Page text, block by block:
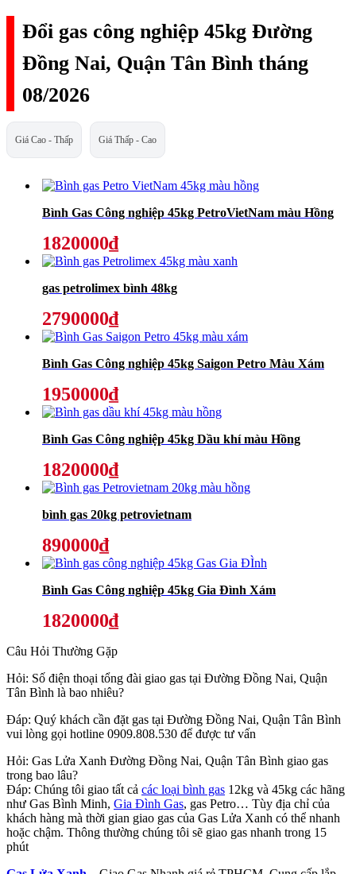
Đổi gas công nghiệp 45kg Đường
Đồng Nai, Quận Tân Bình tháng
08/2026
Giá Cao - Thấp Giá Thấp - Cao
Bình Gas Công nghiệp 45kg PetroVietNam màu Hồng
1820000₫
gas petrolimex bình 48kg
2790000₫
Bình Gas Công nghiệp 45kg Saigon Petro Màu Xám
1950000₫
Bình Gas Công nghiệp 45kg Dầu khí màu Hồng
1820000₫
bình gas 20kg petrovietnam
890000₫
Bình Gas Công nghiệp 45kg Gia Đình Xám
1820000₫
Câu Hỏi Thường Gặp
Hỏi: Số điện thoại tổng đài giao gas tại Đường Đồng Nai, Quận
Tân Bình là bao nhiêu?
Đáp: Quý khách cần đặt gas tại Đường Đồng Nai, Quận Tân Bình
vui lòng gọi hotline 0909.808.530 để được tư vấn
Hỏi: Gas Lửa Xanh Đường Đồng Nai, Quận Tân Bình giao gas
trong bao lâu?
Đáp: Chúng tôi giao tất cả các loại bình gas 12kg và 45kg các hãng
như Gas Bình Minh, Gia Đình Gas, gas Petro… Tùy địa chỉ của
khách hàng mà thời gian giao gas của Gas Lửa Xanh có thể nhanh
hoặc chậm. Thông thường chúng tôi sẽ giao gas nhanh trong 15
phút